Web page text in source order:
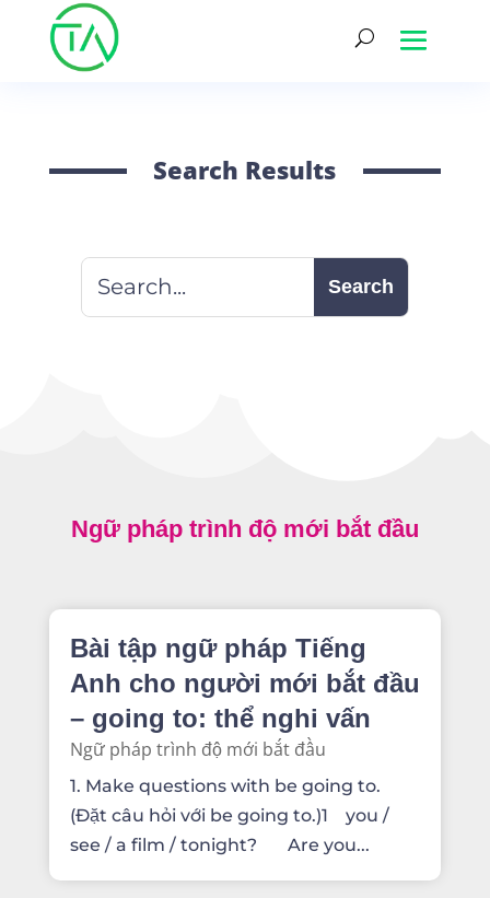
Search Results
Ngữ pháp trình độ mới bắt đầu
Bài tập ngữ pháp Tiếng
Anh cho người mới bắt đầu
– going to: thể nghi vấn
Ngữ pháp trình độ mới bắt đầu
1. Make questions with be going to.
(Đặt câu hỏi với be going to.)1 you /
see / a film / tonight? Are you...